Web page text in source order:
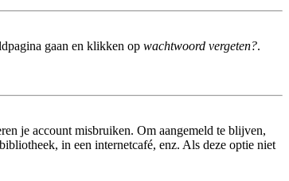
gaan en klikken op wachtwoord vergeten?.
je account misbruiken. Om aangemeld te blijven,
in een internetcafé, enz. Als deze optie niet